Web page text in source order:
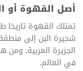
أصل القهوة أو
تمتلك القهوة
شجيرة البن إلى
الجزيرة العربية. ومن
في العالم.